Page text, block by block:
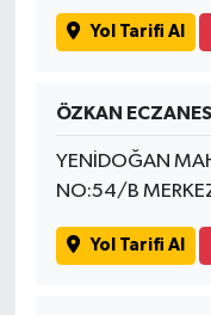
Yol Tarifi Al
ÖZKAN ECZANESİ
YENİDOĞAN
NO:54/B
Yol Tarifi Al